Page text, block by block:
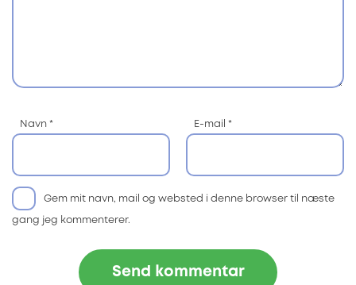
Navn * E-mail *
Gem mit navn, mail og websted i denne browser til næste
gang jeg kommenterer.